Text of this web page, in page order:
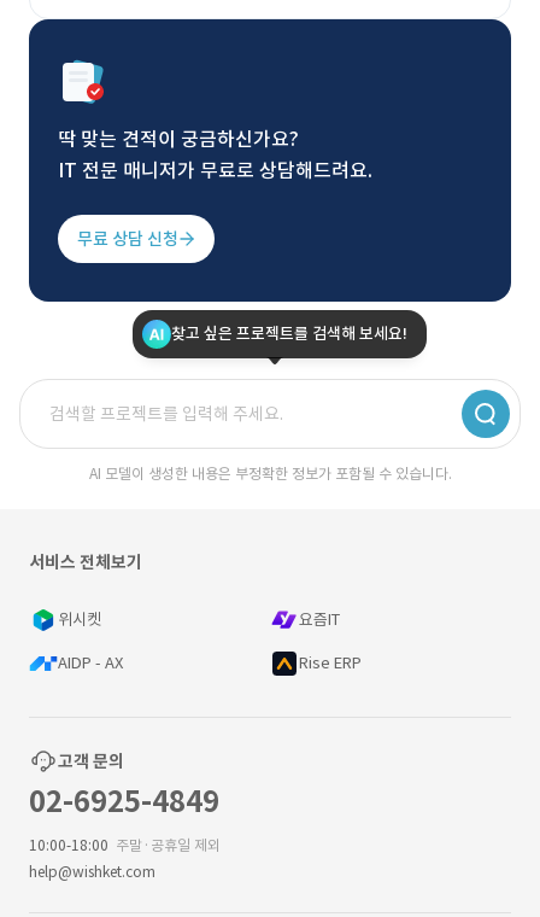
딱 맞는 견적이 궁금하신가요?
IT 전문 매니저가 무료로 상담해드려요.
무료 상담 신청
찾고 싶은 프로젝트를 검색해 보세요!
AI 모델이 생성한 내용은 부정확한 정보가 포함될 수 있습니다.
서비스 전체보기
위시켓 요즘IT
AIDP - AX Rise ERP
고객 문의
02-6925-4849
10:00-18:00 주말·공휴일 제외
help@wishket.com